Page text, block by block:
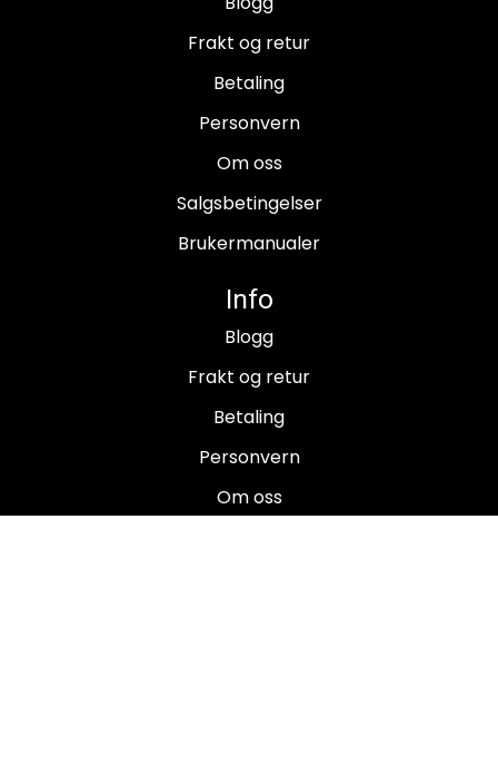
Frakt og retur
Betaling
Personvern
Om oss
Salgsbetingelser
Brukermanualer
Info
Blogg
Frakt og retur
Betaling
Personvern
Om oss